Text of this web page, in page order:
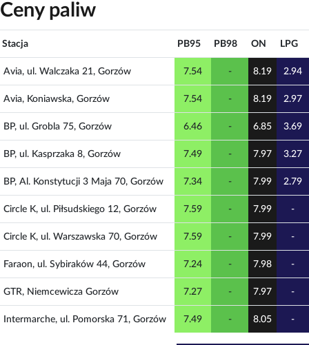
Ceny paliw
Stacja PB95 PB98 ON LPG
Avia, ul. Walczaka 21, Gorzów 7.54 - 8.19 2.94
Avia, Koniawska, Gorzów 7.54 - 8.19 2.97
BP, ul. Grobla 75, Gorzów 6.46 - 6.85 3.69
BP, ul. Kasprzaka 8, Gorzów 7.49 - 7.97 3.27
BP, Al. Konstytucji 3 Maja 70, Gorzów 7.34 - 7.99 2.79
Circle K, ul. Piłsudskiego 12, Gorzów 7.59 - 7.99 -
Circle K, ul. Warszawska 70, Gorzów 7.59 - 7.99 -
Faraon, ul. Sybiraków 44, Gorzów 7.24 - 7.98 -
GTR, Niemcewicza Gorzów 7.27 - 7.97 -
Intermarche, ul. Pomorska 71, Gorzów 7.49 - 8.05 -